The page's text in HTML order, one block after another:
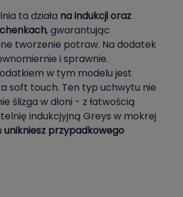
ta działa na indukcji oraz
, gwarantując
tworzenie potraw. Na dodatek
i sprawnie.
w tym modelu jest
soft touch. Ten typ uchwytu nie
ślizga w dłoni - z łatwością
indukcjyjną Greys w mokrej
unikniesz przypadkowego